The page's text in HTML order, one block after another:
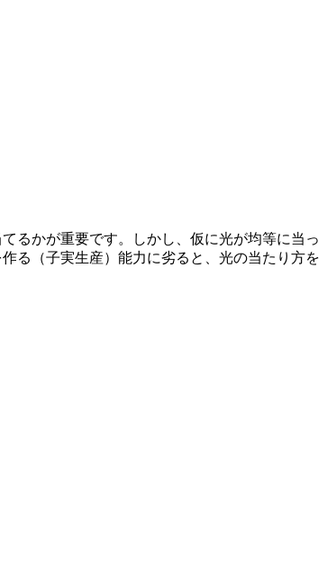
るかが重要です。しかし、仮に光が均等に当っ
る（子実生産）能力に劣ると、光の当たり方を